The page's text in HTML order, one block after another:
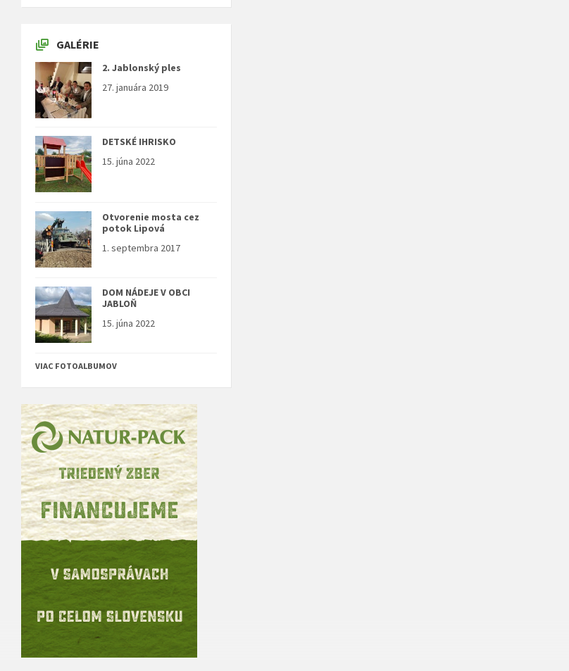
GALÉRIE
2. Jablonský ples
27. januára 2019
DETSKÉ IHRISKO
15. júna 2022
Otvorenie mosta cez
potok Lipová
1. septembra 2017
DOM NÁDEJE V OBCI
JABLOŇ
15. júna 2022
VIAC FOTOALBUMOV